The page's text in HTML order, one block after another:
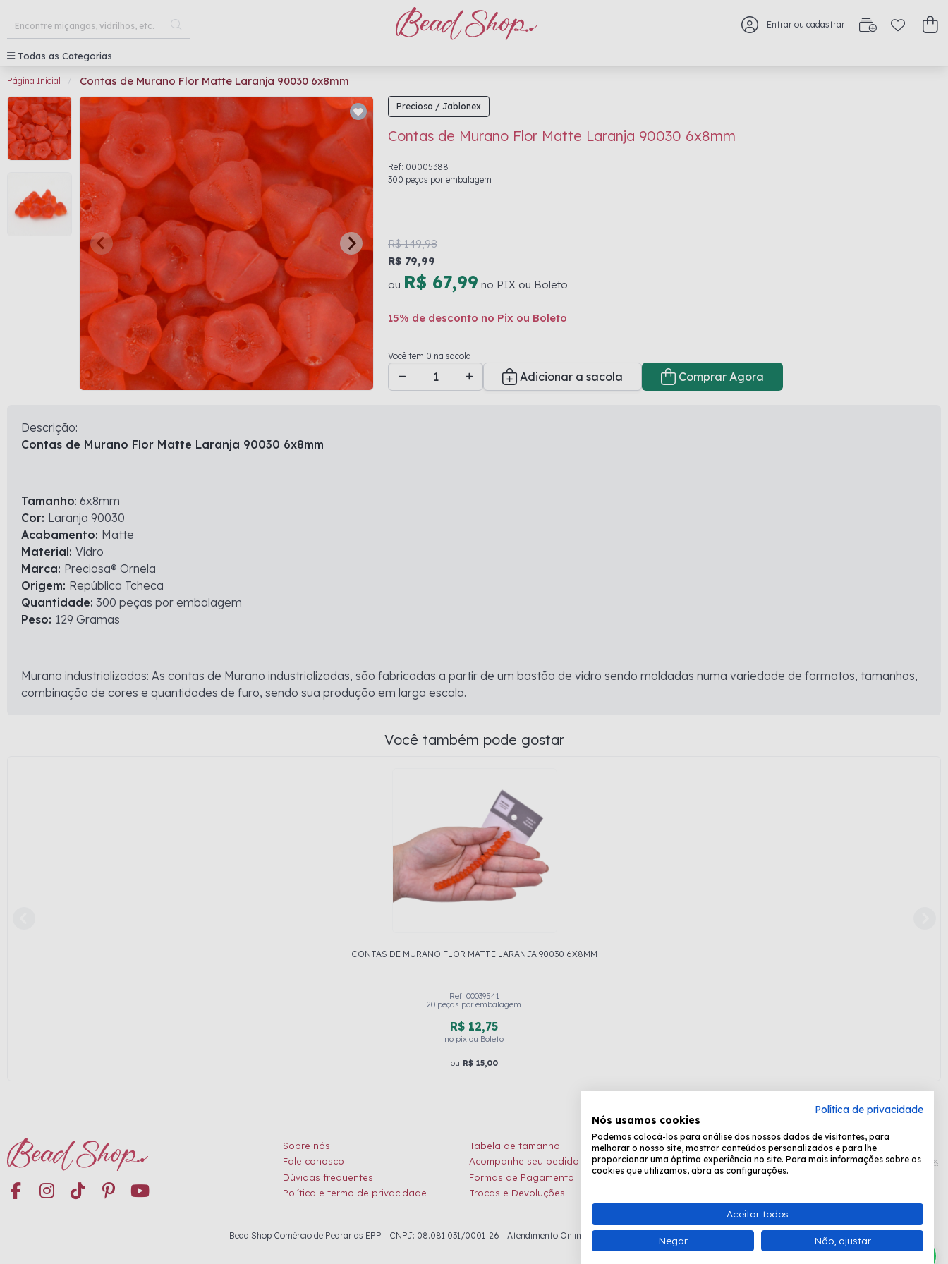
Entrar ou cadastrar
Todas as Categorias
Página Inicial Contas de Murano Flor Matte Laranja 90030 6x8mm
Preciosa / Jablonex
Contas de Murano Flor Matte Laranja 90030 6x8mm
Ref: 00005388
300 peças por embalagem
R$ 149,98
R$ 79,99
ou R$ 67,99 no PIX ou Boleto
15% de desconto no Pix ou Boleto
Você tem 0 na sacola
Adicionar a sacola
Comprar Agora
Descrição:
Contas de Murano Flor Matte Laranja 90030 6x8mm
Tamanho: 6x8mm
Cor: Laranja 90030
Acabamento: Matte
Material: Vidro
Marca: Preciosa® Ornela
Origem: República Tcheca
Quantidade: 300 peças por embalagem
Peso: 129 Gramas
Murano industrializados: As contas de Murano industrializadas, são fabricadas a partir de um bastão de vidro sendo moldadas numa variedade de formatos, tamanhos,
combinação de cores e quantidades de furo, sendo sua produção em larga escala.
Você também pode gostar
CONTAS DE MURANO FLOR MATTE LARANJA 90030 6X8MM
Ref: 00039541
20 peças por embalagem
R$ 12,75
no pix ou Boleto
ou R$ 15,00
Sobre nós
Tabela de tamanho
Fale conosco
Acompanhe seu pedido
Dúvidas frequentes
Formas de Pagamento
Política e termo de privacidade
Trocas e Devoluções
Formas de pagamento:
Bead Shop Comércio de Pedrarias EPP - CNPJ: 08.081.031/0001-26 - Atendimento Online: de seg. à sexta, das 8:30 às 17:15.
Política de privacidade
Nós usamos cookies
Podemos colocá-los para análise dos nossos dados de visitantes, para
melhorar o nosso site, mostrar conteúdos personalizados e para lhe
proporcionar uma óptima experiência no site. Para mais informações sobre os
cookies que utilizamos, abra as configurações.
Aceitar todos
Negar Não, ajustar